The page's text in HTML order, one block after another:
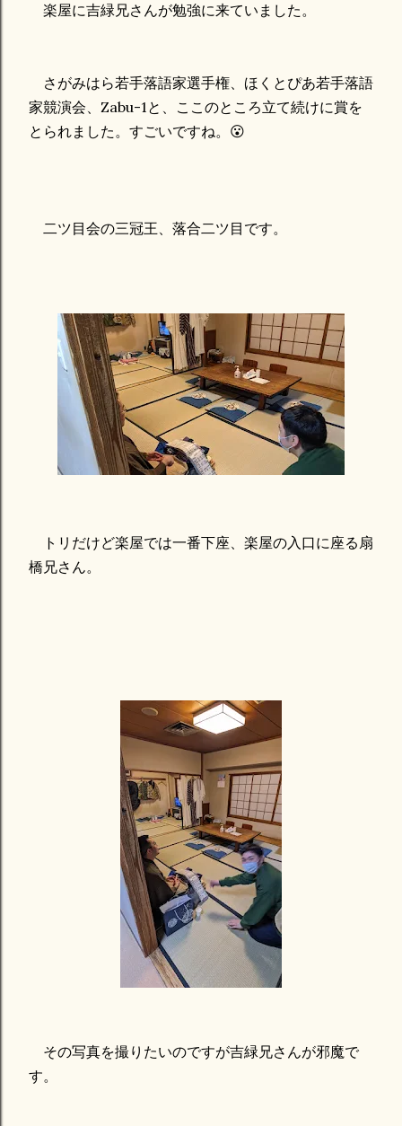
楽屋に吉緑兄さんが勉強に来ていました。
さがみはら若手落語家選手権、ほくとぴあ若手落語
家競演会、Zabu-1と、ここのところ立て続けに賞を
とられました。すごいですね。😮
二ツ目会の三冠王、落合二ツ目です。
トリだけど楽屋では一番下座、楽屋の入口に座る扇
橋兄さん。
その写真を撮りたいのですが吉緑兄さんが邪魔で
す。